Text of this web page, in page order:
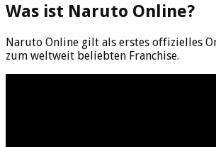
Was ist Naruto Online?
Naruto Online gilt als erstes offizielles
zum weltweit beliebten Franchise.